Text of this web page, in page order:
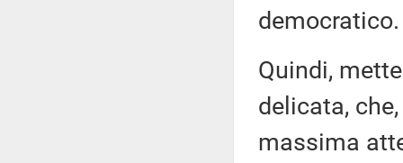
democratico.
Quindi,
delicata,
massima